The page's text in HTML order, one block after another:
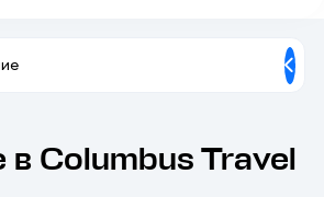
Columbus Travel